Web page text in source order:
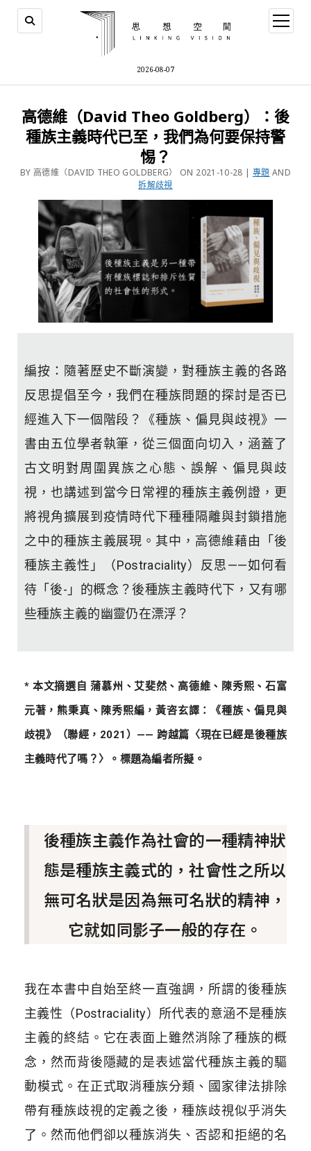
2026-08-07
高德維（David Theo Goldberg）：後
種族主義時代已至，我們為何要保持警
惕？
BY 高德維（DAVID THEO GOLDBERG） ON 2021-10-28 | 專題 AND
拆解歧視
編按：隨著歷史不斷演變，對種族主義的各路
反思提倡至今，我們在種族問題的探討是否已
經進入下一個階段？《種族、偏見與歧視》一
書由五位學者執筆，從三個面向切入，涵蓋了
古文明對周圍異族之心態、誤解、偏見與歧
視，也講述到當今日常裡的種族主義例證，更
將視角擴展到疫情時代下種種隔離與封鎖措施
之中的種族主義展現。其中，高德維藉由「後
種族主義性」（Postraciality）反思——如何看
待「後-」的概念？後種族主義時代下，又有哪
些種族主義的幽靈仍在漂浮？
* 本文摘選自 蒲慕州、艾斐然、高德維、陳秀熙、石富
元著，熊秉真、陳秀熙編，黃咨玄譯：《種族、偏見與
歧視》（聯經，2021）—— 跨越篇〈現在已經是後種族
主義時代了嗎？〉。標題為編者所擬。
後種族主義作為社會的一種精神狀
態是種族主義式的，社會性之所以
無可名狀是因為無可名狀的精神，
它就如同影子一般的存在。
我在本書中自始至終一直強調，所謂的後種族
主義性（Postraciality）所代表的意涵不是種族
主義的終結。它在表面上雖然消除了種族的概
念，然而背後隱藏的是表述當代種族主義的驅
動模式。在正式取消種族分類、國家律法排除
帶有種族歧視的定義之後，種族歧視似乎消失
了。然而他們卻以種族消失、否認和拒絕的名